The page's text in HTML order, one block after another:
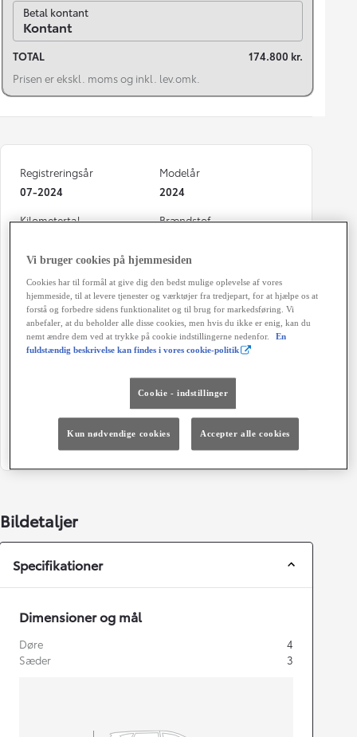
Skift til finansiering
Betal kontant
Kontant
TOTAL
174.800 kr.
Prisen er ekskl. moms og inkl. lev.omk.
Registreringsår
07-2024
Modelår
2024
Kilometertal
Brændstof
Karosseri
Varebil
Hestekræfter
110 HK
Co2 (blandet kørsel)
146 g/km
Geartype
Manuel gearkasse
KTV - Absolute Black
Grøn ejerafgift (årligt)
840 kr.
Bildetaljer
Specifikationer
Dimensioner og mål
Døre
4
Sæder
3
Vi bruger cookies på hjemmesiden
Cookies har til formål at give dig den bedst mulige oplevelse af vores
hjemmeside, til at levere tjenester og værktøjer fra tredjepart, for at hjælpe os at
forstå og forbedre sidens funktionalitet og til brug for markedsføring. Vi
anbefaler, at du beholder alle disse cookies, men hvis du ikke er enig, kan du
nemt ændre dem ved at trykke på cookie indstillingerne nedenfor.
En
fuldstændig beskrivelse kan findes i vores cookie-politik
Cookie - indstillinger
Kun nødvendige cookies Accepter alle cookies